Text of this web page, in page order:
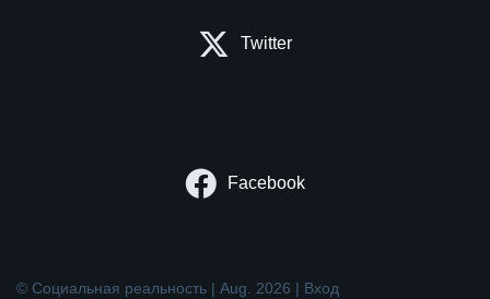
Twitter
Facebook
© Социальная реальность | Aug. 2026 | Вход